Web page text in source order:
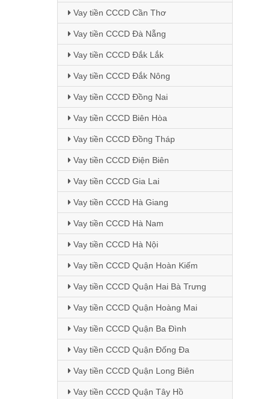
Vay tiền CCCD Cần Thơ
Vay tiền CCCD Đà Nẵng
Vay tiền CCCD Đắk Lắk
Vay tiền CCCD Đắk Nông
Vay tiền CCCD Đồng Nai
Vay tiền CCCD Biên Hòa
Vay tiền CCCD Đồng Tháp
Vay tiền CCCD Điện Biên
Vay tiền CCCD Gia Lai
Vay tiền CCCD Hà Giang
Vay tiền CCCD Hà Nam
Vay tiền CCCD Hà Nội
Vay tiền CCCD Quận Hoàn Kiếm
Vay tiền CCCD Quận Hai Bà Trưng
Vay tiền CCCD Quận Hoàng Mai
Vay tiền CCCD Quận Ba Đình
Vay tiền CCCD Quận Đống Đa
Vay tiền CCCD Quận Long Biên
Vay tiền CCCD Quận Tây Hồ